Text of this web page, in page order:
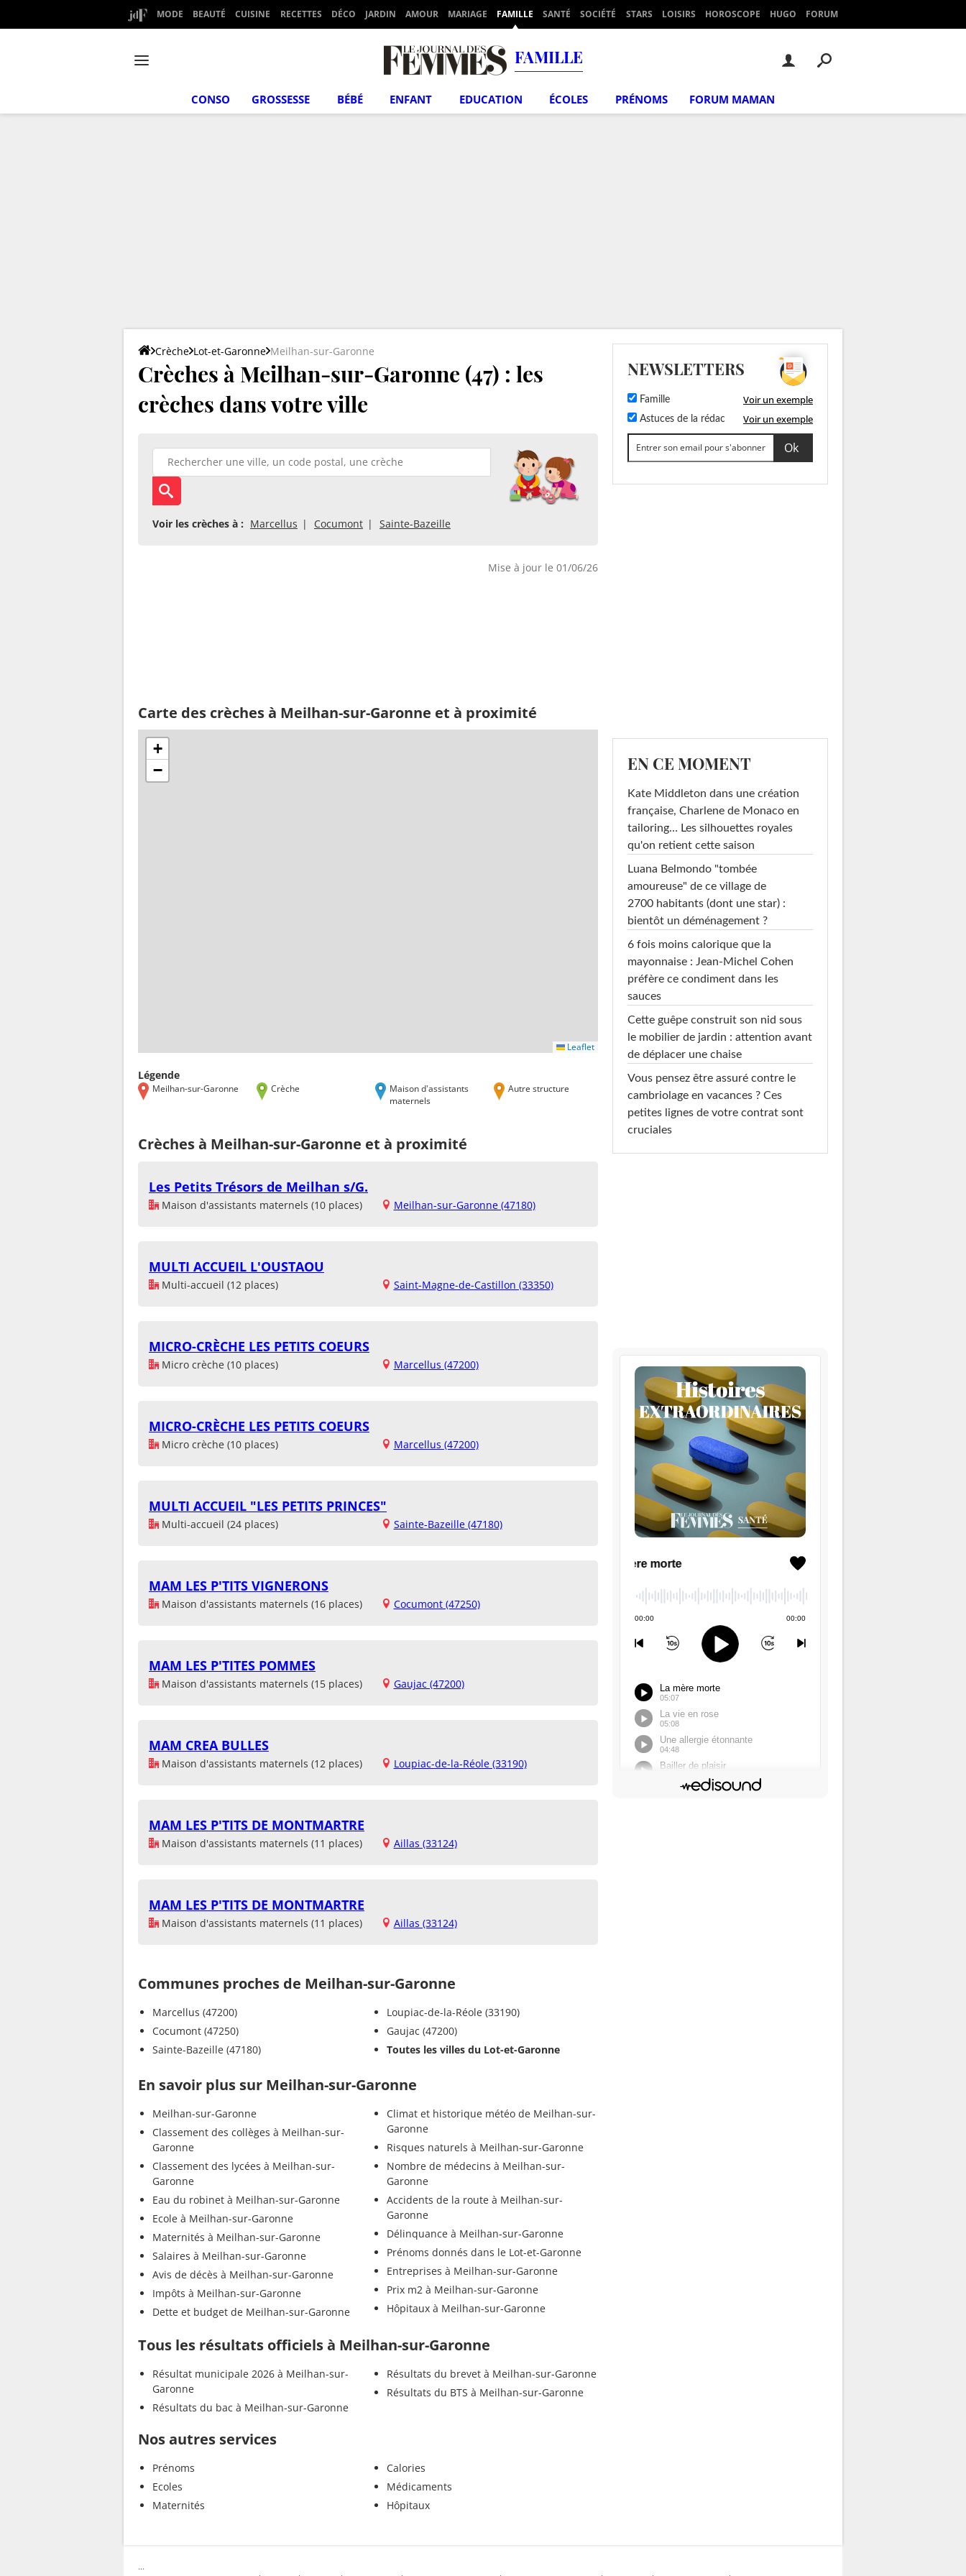
MODE BEAUTÉ CUISINE RECETTES DÉCO JARDIN AMOUR MARIAGE FAMILLE SANTÉ SOCIÉTÉ STARS LOISIRS HOROSCOPE HUGO FORUM
FAMILLE
CONSO GROSSESSE BÉBÉ ENFANT EDUCATION ÉCOLES PRÉNOMS FORUM MAMAN
Crèche Lot-et-Garonne Meilhan-sur-Garonne
Crèches à Meilhan-sur-Garonne (47) : les
crèches dans votre ville
Voir les crèches à : Marcellus Cocumont Sainte-Bazeille
Mise à jour le 01/06/26
Carte des crèches à Meilhan-sur-Garonne et à proximité
+
−
Leaflet
Légende
Meilhan-sur-Garonne Crèche
Maison d'assistants
maternels
Autre structure
Crèches à Meilhan-sur-Garonne et à proximité
Les Petits Trésors de Meilhan s/G.
Maison d'assistants maternels (10 places) Meilhan-sur-Garonne (47180)
MULTI ACCUEIL L'OUSTAOU
Multi-accueil (12 places) Saint-Magne-de-Castillon (33350)
MICRO-CRÈCHE LES PETITS COEURS
Micro crèche (10 places) Marcellus (47200)
MICRO-CRÈCHE LES PETITS COEURS
Micro crèche (10 places) Marcellus (47200)
MULTI ACCUEIL "LES PETITS PRINCES"
Multi-accueil (24 places) Sainte-Bazeille (47180)
MAM LES P'TITS VIGNERONS
Maison d'assistants maternels (16 places) Cocumont (47250)
MAM LES P'TITES POMMES
Maison d'assistants maternels (15 places) Gaujac (47200)
MAM CREA BULLES
Maison d'assistants maternels (12 places) Loupiac-de-la-Réole (33190)
MAM LES P'TITS DE MONTMARTRE
Maison d'assistants maternels (11 places) Aillas (33124)
MAM LES P'TITS DE MONTMARTRE
Maison d'assistants maternels (11 places) Aillas (33124)
Communes proches de Meilhan-sur-Garonne
Marcellus (47200)
Cocumont (47250)
Sainte-Bazeille (47180)
Loupiac-de-la-Réole (33190)
Gaujac (47200)
Toutes les villes du Lot-et-Garonne
En savoir plus sur Meilhan-sur-Garonne
Meilhan-sur-Garonne
Classement des collèges à Meilhan-sur-
Garonne
Classement des lycées à Meilhan-sur-
Garonne
Eau du robinet à Meilhan-sur-Garonne
Ecole à Meilhan-sur-Garonne
Maternités à Meilhan-sur-Garonne
Salaires à Meilhan-sur-Garonne
Avis de décès à Meilhan-sur-Garonne
Impôts à Meilhan-sur-Garonne
Dette et budget de Meilhan-sur-Garonne
Climat et historique météo de Meilhan-sur-
Garonne
Risques naturels à Meilhan-sur-Garonne
Nombre de médecins à Meilhan-sur-
Garonne
Accidents de la route à Meilhan-sur-
Garonne
Délinquance à Meilhan-sur-Garonne
Prénoms donnés dans le Lot-et-Garonne
Entreprises à Meilhan-sur-Garonne
Prix m2 à Meilhan-sur-Garonne
Hôpitaux à Meilhan-sur-Garonne
Tous les résultats officiels à Meilhan-sur-Garonne
Résultat municipale 2026 à Meilhan-sur-
Garonne
Résultats du bac à Meilhan-sur-Garonne
Résultats du brevet à Meilhan-sur-Garonne
Résultats du BTS à Meilhan-sur-Garonne
Nos autres services
Prénoms
Ecoles
Maternités
Calories
Médicaments
Hôpitaux
NEWSLETTERS
Famille Voir un exemple
Astuces de la rédac Voir un exemple
EN CE MOMENT
Kate Middleton dans une création
française, Charlene de Monaco en
tailoring… Les silhouettes royales
qu'on retient cette saison
Luana Belmondo "tombée
amoureuse" de ce village de
2700 habitants (dont une star) :
bientôt un déménagement ?
6 fois moins calorique que la
mayonnaise : Jean-Michel Cohen
préfère ce condiment dans les
sauces
Cette guêpe construit son nid sous
le mobilier de jardin : attention avant
de déplacer une chaise
Vous pensez être assuré contre le
cambriolage en vacances ? Ces
petites lignes de votre contrat sont
cruciales
...